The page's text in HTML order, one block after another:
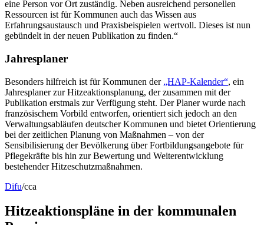
eine Person vor Ort zuständig. Neben ausreichend personellen
Ressourcen ist für Kommunen auch das Wissen aus
Erfahrungsaustausch und Praxisbeispielen wertvoll. Dieses ist nun
gebündelt in der neuen Publikation zu finden.“
Jahresplaner
Besonders hilfreich ist für Kommunen der „HAP-Kalender“, ein
Jahresplaner zur Hitzeaktionsplanung, der zusammen mit der
Publikation erstmals zur Verfügung steht. Der Planer wurde nach
französischem Vorbild entworfen, orientiert sich jedoch an den
Verwaltungsabläufen deutscher Kommunen und bietet Orientierung
bei der zeitlichen Planung von Maßnahmen – von der
Sensibilisierung der Bevölkerung über Fortbildungsangebote für
Pflegekräfte bis hin zur Bewertung und Weiterentwicklung
bestehender Hitzeschutzmaßnahmen.
Difu/cca
Hitzeaktionspläne in der kommunalen